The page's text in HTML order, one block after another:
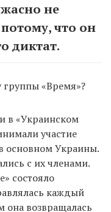
не
что он
диктат.
«Время»?
в «Украинском
участие
основном Украины.
с их членами.
состояло
каждый
она возвращалась